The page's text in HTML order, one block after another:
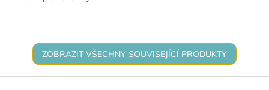
ZOBRAZIT VŠECHNY SOUVISEJÍCÍ PRODUKTY
Z